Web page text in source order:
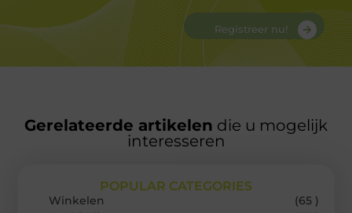
Registreer nu!
Gerelateerde artikelen die u mogelijk
interesseren
POPULAR CATEGORIES
Winkelen
(65 )